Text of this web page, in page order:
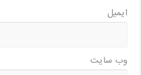
ایمیل
وب‌ سایت